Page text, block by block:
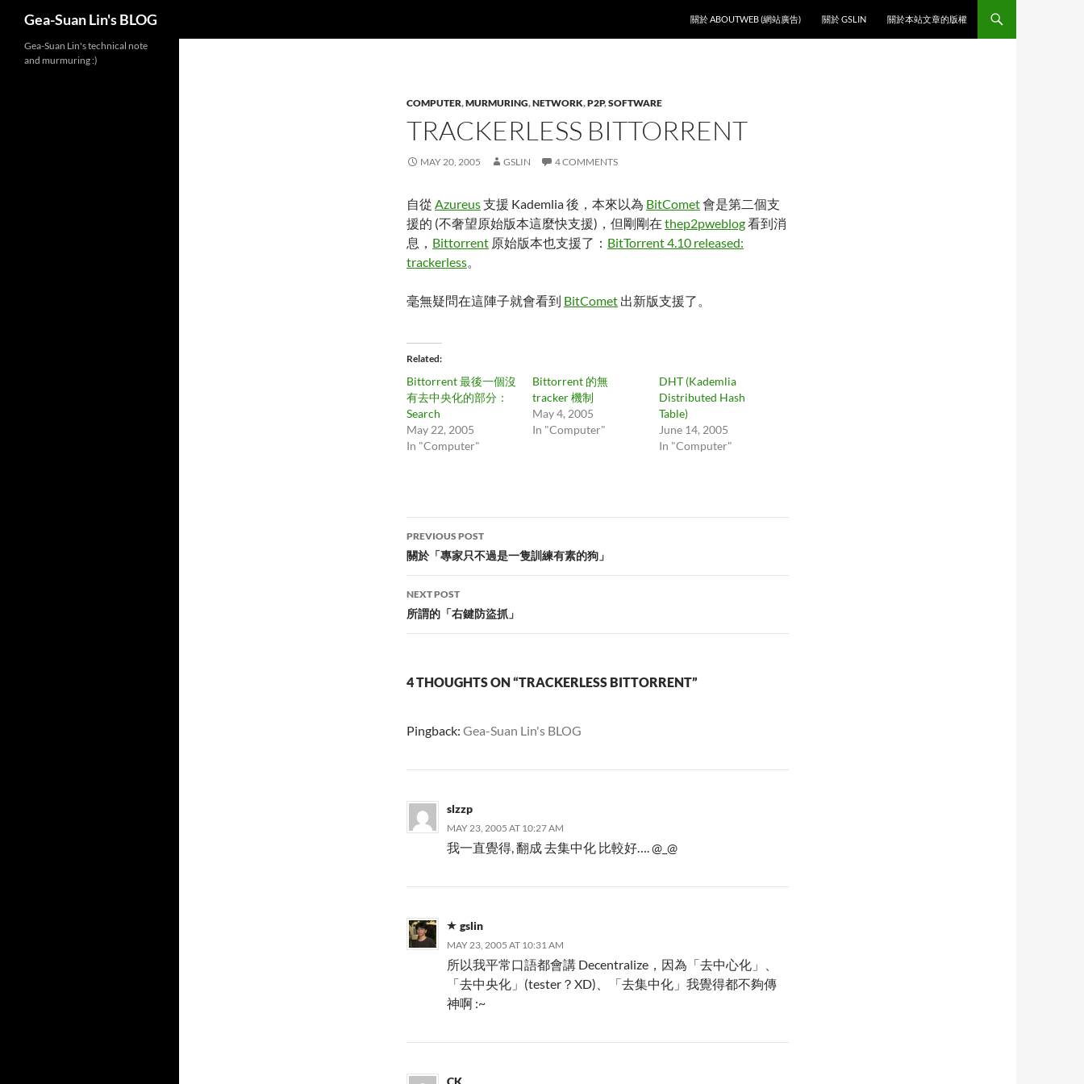
Gea-Suan Lin's BLOG
關於 ABOUTWEB (網站廣告)
關於 GSLIN 關於本站文章的版權
COMPUTER,MURMURING,NETWORK,P2P,SOFTWARE
TRACKERLESS BITTORRENT
MAY 20, 2005 GSLIN 4 COMMENTS
自從 Azureus支援 Kademlia 後，本來以為 BitComet會是第二個支
援的 (不奢望原始版本這麼快支援)，但剛剛在 thep2pweblog看到消
息， Bittorrent 原始版本也支援了： BitTorrent 4.10 released:
trackerless。
毫無疑問在這陣子就會看到 BitComet 出新版支援了。
Related
Bittorrent 最後一個沒
有去中央化的部分：
Search
May 22, 2005
In "Computer"
Bittorrent 的無
tracker 機制
May 4, 2005
In "Computer"
DHT (Kademlia
Distributed Hash
Table)
June 14, 2005
In "Computer"
Post
navigation
PREVIOUS POST
關於「專家只不過是一隻訓練有素的狗」
NEXT POST
所謂的「右鍵防盜抓」
4 THOUGHTS ON “TRACKERLESS BITTORRENT”
Pingback: Gea-Suan Lin's BLOG
slzzp
MAY 23, 2005 AT 10:27 AM
我一直覺得, 翻成 去集中化 比較好…. @_@
gslin
MAY 23, 2005 AT 10:31 AM
所以我平常口語都會講 Decentralize，因為「去中心化」、
「去中央化」(tester？XD)、「去集中化」我覺得都不夠傳
神啊 :~
CK
Gea-Suan Lin's technical note
and murmuring :)